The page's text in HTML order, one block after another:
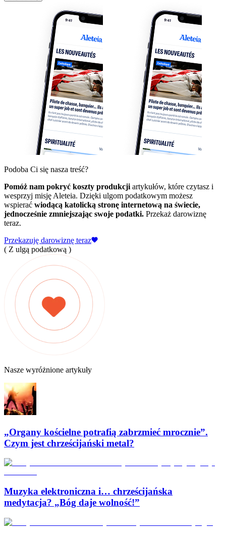
Podoba Ci się nasza treść?
Pomóż nam pokryć koszty produkcji artykułów, które czytasz i
wesprzyj misję Aleteia. Dzięki ulgom podatkowym możesz
wspierać wiodącą katolicką stronę internetową na świecie,
jednocześnie zmniejszając swoje podatki. Przekaż darowiznę
teraz.
Przekazuję darowiznę teraz
( Z ulgą podatkową )
Nasze wyróżnione artykuły
„Organy kościelne potrafią zabrzmieć mrocznie”.
Czym jest chrześcijański metal?
Muzyka elektroniczna i… chrześcijańska
medytacja? „Bóg daje wolność!”